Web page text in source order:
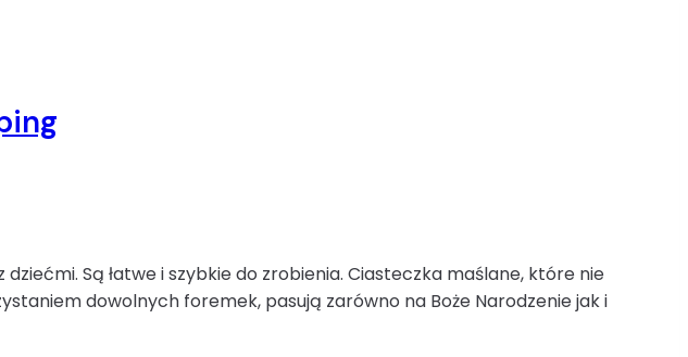
Są łatwe i szybkie do zrobienia. Ciasteczka maślane, które nie
dowolnych foremek, pasują zarówno na Boże Narodzenie jak i